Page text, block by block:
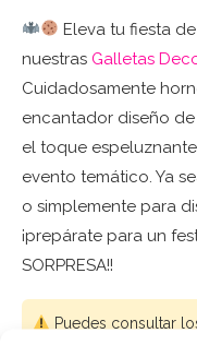
Eleva tu fiesta
nuestras Galletas
Cuidadosamente
encantador diseño
el toque
evento temático. Ya
o simplemente para
¡prepárate para un
SORPRESA!!
Puedes consultar